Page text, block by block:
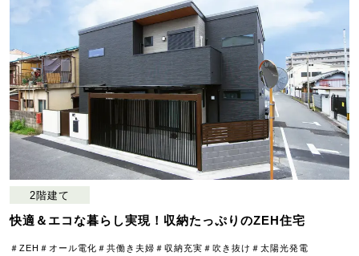
2階建て
快適＆エコな暮らし実現！収納たっぷりのZEH住宅
＃ZEH ＃オール電化 ＃共働き夫婦 ＃収納充実 ＃吹き抜け ＃太陽光発電